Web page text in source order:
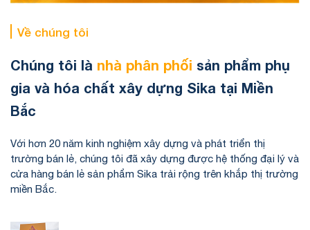
Về chúng tôi
Chúng tôi là nhà phân phối sản phẩm phụ
gia và hóa chất xây dựng Sika tại Miền
Bắc
Với hơn 20 năm kinh nghiệm xây dựng và phát triển thị
trường bán lẻ, chúng tôi đã xây dựng được hệ thống đại lý và
cửa hàng bán lẻ sản phẩm Sika trải rộng trên khắp thị trường
miền Bắc.